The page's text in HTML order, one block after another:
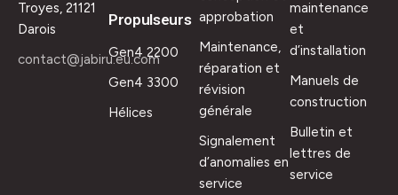
Troyes, 21121
Darois
contact@jabiru.eu.com
Propulseurs
Gen4 2200
Gen4 3300
Hélices
approbation
Maintenance,
réparation et
révision
générale
Signalement
d’anomalies en
service
maintenance
et
d’installation
Manuels de
construction
Bulletin et
lettres de
service